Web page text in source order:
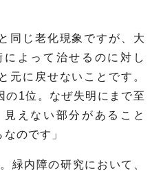
同じ老化現象ですが、大
よって治せるのに対し
元に戻せないことです。
の1位。なぜ失明にまで至
えない部分があること
のです」
緑内障の研究において、